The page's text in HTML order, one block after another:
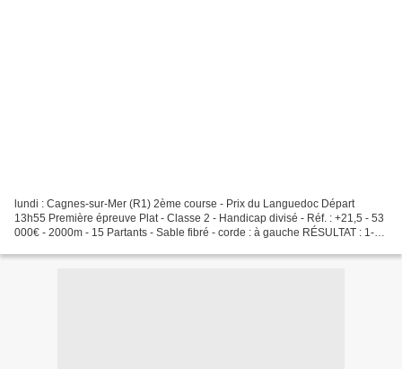
lundi : Cagnes-sur-Mer (R1) 2ème course - Prix du Languedoc Départ
13h55 Première épreuve Plat - Classe 2 - Handicap divisé - Réf. : +21,5 - 53
000€ - 2000m - 15 Partants - Sable fibré - corde : à gauche RÉSULTAT : 1-5-